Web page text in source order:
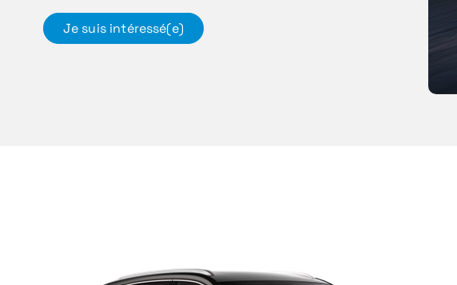
Je suis intéressé(e)